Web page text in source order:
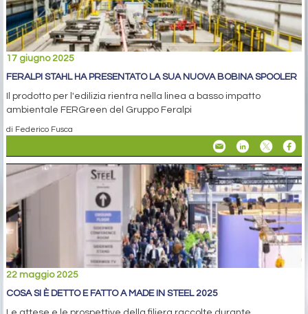
17 giugno 2025
FERALPI STAHL HA PRESENTATO LA SUA NUOVA BOBINA SPOOLER
Il prodotto per l'edilizia rientra nella linea a basso impatto
ambientale FERGreen del Gruppo Feralpi
di Federico Fusca
22 maggio 2025
COSA SI È DETTO E FATTO A MADE IN STEEL 2025